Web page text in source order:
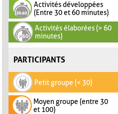
Activités développées
(Entre 30 et 60 minutes)
Activités élaborées (> 60
minutes)
PARTICIPANTS
Petit groupe (< 30)
Moyen groupe (entre 30
et 100)